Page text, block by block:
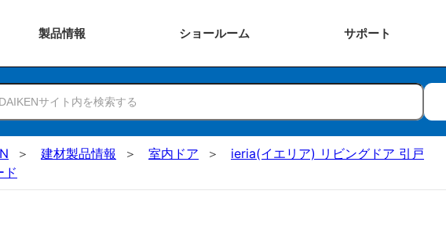
製品情報 ショールーム サポート
建材製品情報 室内ドア
ieria(イエリア) リビングドア 引戸
ド